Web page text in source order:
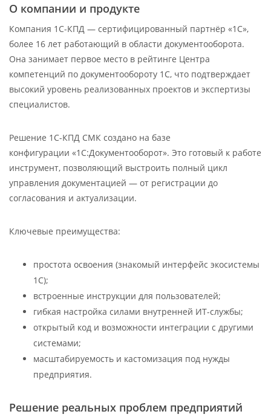
О компании и продукте
Компания 1С-КПД — сертифицированный партнёр «1С»,
более 16 лет работающий в области документооборота.
Она занимает первое место в рейтинге Центра
компетенций по документообороту 1С, что подтверждает
высокий уровень реализованных проектов и экспертизы
специалистов.
Решение 1С-КПД СМК создано на базе
конфигурации «1С:Документооборот». Это готовый к работе
инструмент, позволяющий выстроить полный цикл
управления документацией — от регистрации до
согласования и актуализации.
Ключевые преимущества:
простота освоения (знакомый интерфейс экосистемы
1С);
встроенные инструкции для пользователей;
гибкая настройка силами внутренней ИТ-службы;
открытый код и возможности интеграции с другими
системами;
масштабируемость и кастомизация под нужды
предприятия.
Решение реальных проблем предприятий